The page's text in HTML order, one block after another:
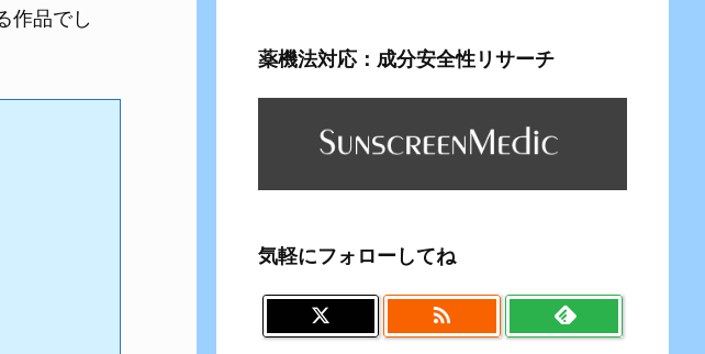
作品でし
薬機法対応：成分安全性リサーチ
気軽にフォローしてね
